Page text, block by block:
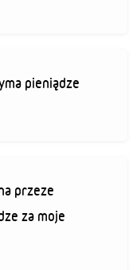
pieniądze
przeze
za moje